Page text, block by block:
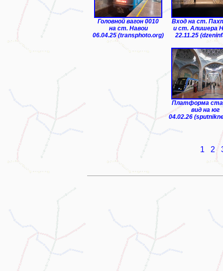
Головной вагон 0010
на ст. Навои
06.04.25 (transphoto.org)
Вход на ст.
и ст. Алишера
22.11.25
Платформа
вид на юг
04.02.26
1 2